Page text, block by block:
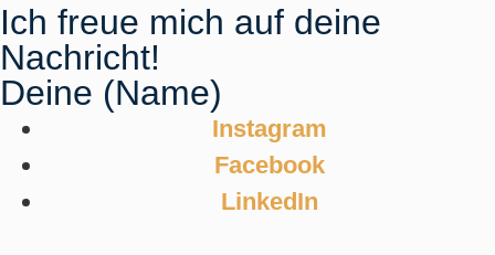
Ich freue mich auf deine
Nachricht!
Deine (Name)
Instagram
Facebook
LinkedIn